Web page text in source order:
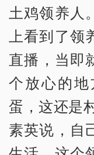
土鸡领养人
上看到了领
直播，当即
个放心的
蛋，这还是
素英说，自